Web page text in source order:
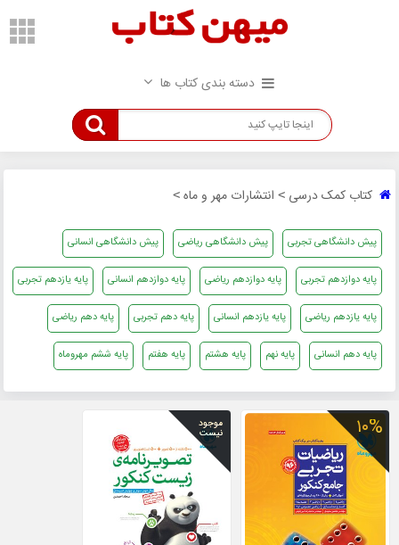
دسته بندی کتاب ها
کتاب کمک درسی > انتشارات مهر و ماه >
پیش دانشگاهی تجربی پیش دانشگاهی ریاضی پیش دانشگاهی انسانی
پایه دوازدهم تجربی پایه دوازدهم ریاضی پایه دوازدهم انسانی پایه یازدهم تجربی
پایه یازدهم ریاضی پایه یازدهم انسانی پایه دهم تجربی پایه دهم ریاضی
پایه دهم انسانی پایه نهم پایه هشتم پایه هفتم پایه ششم مهروماه
۱۰% موجود
نیست